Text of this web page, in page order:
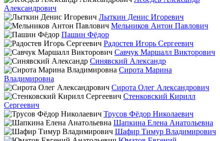
Александрович
Лыткин Денис Игоревич
Мельников Антон Павлович
Пашин Фёдор
Радостев Игорь Сергеевич
Савчук Маршалл Викторович
Синявский Александр
Сирота Марина
Владимировна
Сирота Олег Александрович
Стенковский Кирилл
Сергеевич
Трусов Фёдор Николаевич
Шапкина Елена Анатольевна
Шафир Тимур Владимирович